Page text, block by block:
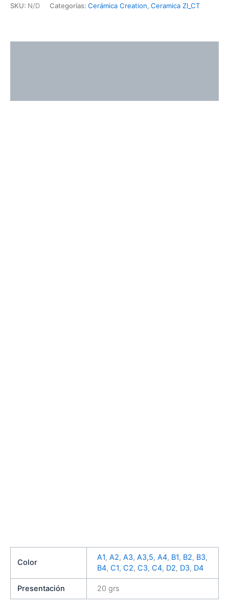
SKU: N/D Categorías: Cerámica Creation, Ceramica ZI_CT
Color
A1, A2, A3, A3,5, A4, B1, B2, B3,
B4, C1, C2, C3, C4, D2, D3, D4
Presentación 20 grs